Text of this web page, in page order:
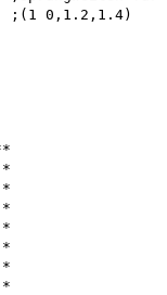
;(1 0,1.2,1.4)
*
*